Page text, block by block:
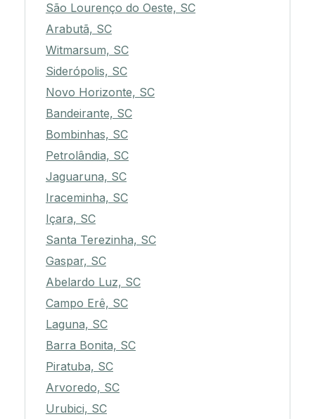
São Lourenço do Oeste, SC
Arabutã, SC
Witmarsum, SC
Siderópolis, SC
Novo Horizonte, SC
Bandeirante, SC
Bombinhas, SC
Petrolândia, SC
Jaguaruna, SC
Iraceminha, SC
Içara, SC
Santa Terezinha, SC
Gaspar, SC
Abelardo Luz, SC
Campo Erê, SC
Laguna, SC
Barra Bonita, SC
Piratuba, SC
Arvoredo, SC
Urubici, SC